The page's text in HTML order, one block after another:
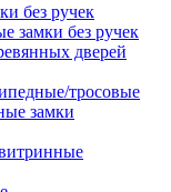
без ручек
замки без ручек
дверей
тросовые
замки